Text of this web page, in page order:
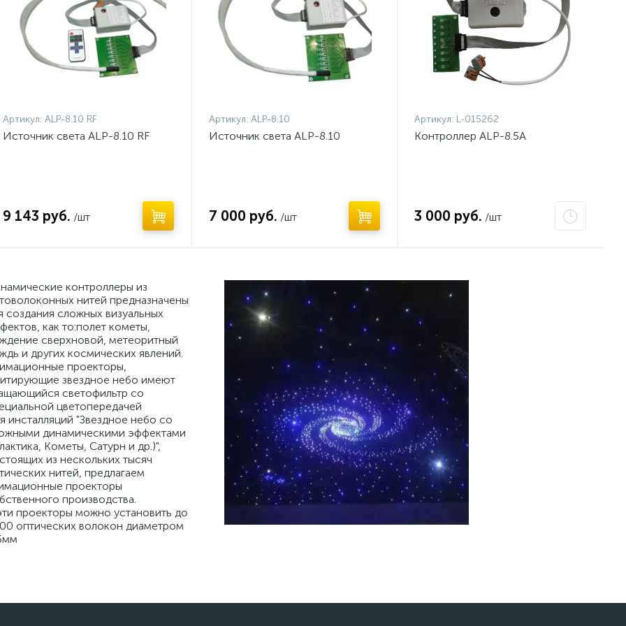
Артикул: ALP-8.10 RF
Источник света ALP-8.10 RF
9 143 руб. /шт
Артикул: ALP-8.10
Источник света ALP-8.10
7 000 руб. /шт
Артикул: L-015262
Контроллер ALP-8.5A
3 000 руб. /шт
контроллеры из
нитей предназначены
создания сложных визуальных
как то:полет кометы,
сверхновой, метеоритный
и других космических явлений.
проекторы,
звездное небо имеют
светофильтр со
цветопередачей
инсталляций "Звездное небо со
динамическими эффектами
Кометы, Сатурн и др.)",
из нескольких тысяч
нитей, предлагаем
проекторы
производства.
проекторы можно установить до
оптических волокон диаметром